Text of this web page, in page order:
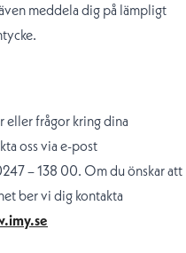
meddela dig på lämpligt
eller frågor kring dina
oss via e-post
– 138 00. Om du önskar att
ber vi dig kontakta